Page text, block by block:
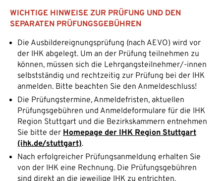
WICHTIGE HINWEISE ZUR PRÜFUNG UND DEN
SEPARATEN PRÜFUNGSGEBÜHREN
Die Ausbildereignungsprüfung (nach AEVO) wird vor
der IHK abgelegt. Um an der Prüfung teilnehmen zu
können, müssen sich die Lehrgangsteilnehmer/-innen
selbstständig und rechtzeitig zur Prüfung bei der IHK
anmelden. Bitte beachten Sie den Anmeldeschluss!
Die Prüfungstermine, Anmeldefristen, aktuellen
Prüfungsgebühren und Anmeldeformulare für die IHK
Region Stuttgart und die Bezirkskammern entnehmen
Sie bitte der Homepage der IHK Region Stuttgart
(ihk.de/stuttgart).
Nach erfolgreicher Prüfungsanmeldung erhalten Sie
von der IHK eine Rechnung. Die Prüfungsgebühren
sind direkt an die jeweilige IHK zu entrichten.